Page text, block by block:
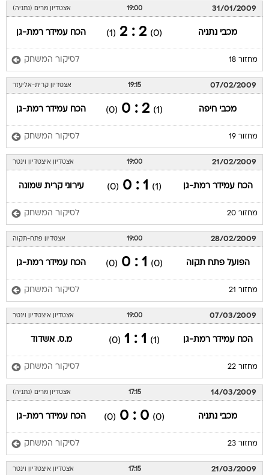
31/01/2009
19:00 אצטדיון מרים (נתניה)
מכבי נתניה (0)
2 : 2
(1) הכח עמידר רמת-גן
מחזור 18 לסיקור המשחק
07/02/2009
19:15 אצטדיון קרית-אליעזר
מכבי חיפה (1)
2 : 0
(0) הכח עמידר רמת-גן
מחזור 19 לסיקור המשחק
21/02/2009
19:00 אצטדיון איצטדיון וינטר
הכח עמידר רמת-גן (1)
1 : 0
(0) עירוני קרית שמונה
מחזור 20 לסיקור המשחק
28/02/2009
19:00 אצטדיון פתח-תקוה
הפועל פתח תקוה (0)
1 : 0
(0) הכח עמידר רמת-גן
מחזור 21 לסיקור המשחק
07/03/2009
19:00 אצטדיון איצטדיון וינטר
הכח עמידר רמת-גן (1)
1 : 1
(0) מ.ס. אשדוד
מחזור 22 לסיקור המשחק
14/03/2009
17:15 אצטדיון מרים (נתניה)
מכבי נתניה (0)
0 : 0
(0) הכח עמידר רמת-גן
מחזור 23 לסיקור המשחק
21/03/2009
17:15 אצטדיון איצטדיון וינטר